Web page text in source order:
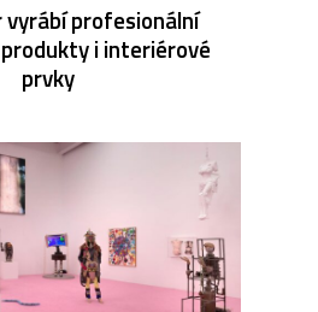
profesionální
i interiérové
prvky